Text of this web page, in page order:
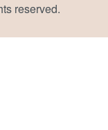
reserved.